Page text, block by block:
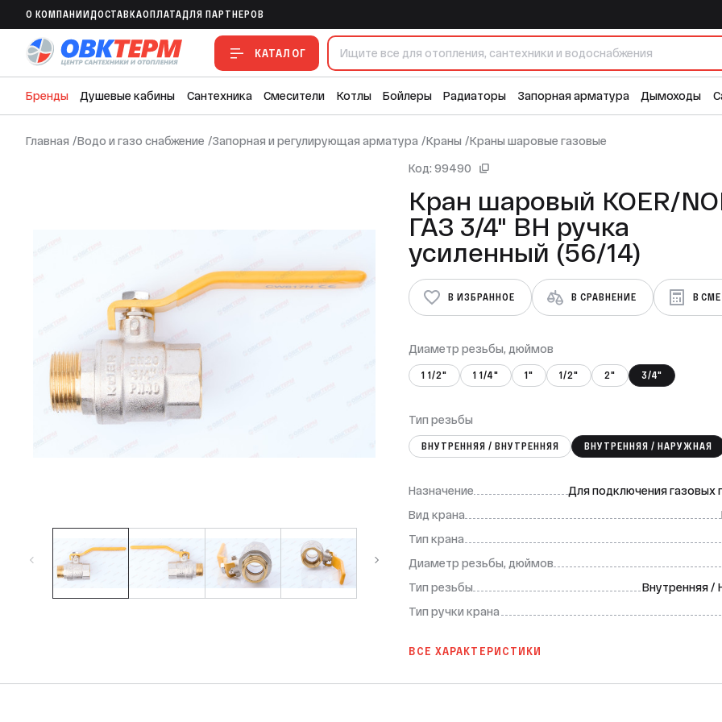
O КОМПАНИИ ДОСТАВКАОПЛАТАДЛЯ ПАРТНЕРОВ
КАТАЛОГ
Бренды Душевые кабины Сантехника Смесители Котлы Бойлеры Радиаторы Запорная арматура Дымоходы
Главная /Водо и газо снабжение /Запорная и регулирующая арматура /Краны /Краны шаровые газовые
Код: 99490
Кран шаровый KOER/NOLF
ГАЗ 3/4" ВН ручка
усиленный (56/14)
В ИЗБРАННОЕ В СРАВНЕНИЕ В
Диаметр резьбы, дюймов
1 1/2" 1 1/4" 1" 1/2" 2" 3/4"
Тип резьбы
ВНУТРЕННЯЯ / ВНУТРЕННЯЯ ВНУТРЕННЯЯ / НАРУЖНАЯ
Назначение
Для подключения газовых
Вид крана
Тип крана
Диаметр резьбы, дюймов
Тип резьбы
Внутренняя /
Тип ручки крана
ВСЕ ХАРАКТЕРИСТИКИ
Кран шаровый KOER/NOLF ГАЗ 3/4" ВН ручка усиленный (56/14)
В ИЗБРАННОЕ В СРАВНЕНИЕ В СМЕТУ